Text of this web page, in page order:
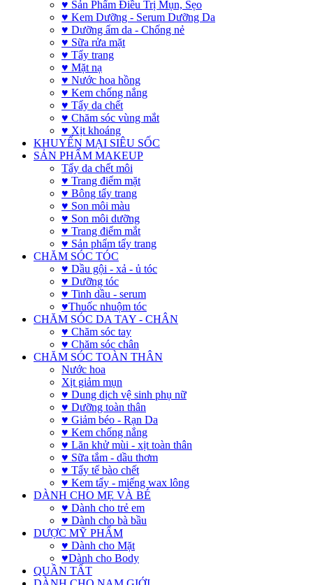
♥ Sản Phẩm Điều Trị Mụn, Sẹo
♥ Kem Dưỡng - Serum Dưỡng Da
♥ Dưỡng ẩm da - Chống nẻ
♥ Sữa rửa mặt
♥ Tẩy trang
♥ Mặt nạ
♥ Nước hoa hồng
♥ Kem chống nắng
♥ Tẩy da chết
♥ Chăm sóc vùng mắt
♥ Xịt khoáng
KHUYẾN MẠI SIÊU SỐC
SẢN PHẨM MAKEUP
Tẩy da chết môi
♥ Trang điểm mặt
♥ Bông tẩy trang
♥ Son môi màu
♥ Son môi dưỡng
♥ Trang điểm mắt
♥ Sản phẩm tẩy trang
CHĂM SÓC TÓC
♥ Dầu gội - xả - ủ tóc
♥ Dưỡng tóc
♥ Tinh dầu - serum
♥Thuốc nhuộm tóc
CHĂM SÓC DA TAY - CHÂN
♥ Chăm sóc tay
♥ Chăm sóc chân
CHĂM SÓC TOÀN THÂN
Nước hoa
Xịt giảm mụn
♥ Dung dịch vệ sinh phụ nữ
♥ Dưỡng toàn thân
♥ Giảm béo - Rạn Da
♥ Kem chống nắng
♥ Lăn khử mùi - xịt toàn thân
♥ Sữa tắm - dầu thơm
♥ Tẩy tế bào chết
♥ Kem tẩy - miếng wax lông
DÀNH CHO MẸ VÀ BÉ
♥ Dành cho trẻ em
♥ Dành cho bà bầu
DƯỢC MỸ PHẨM
♥ Dành cho Mặt
♥Dành cho Body
QUẦN TẤT